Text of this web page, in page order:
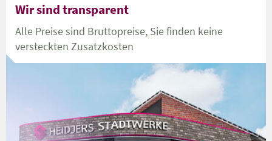
Wir sind transparent
Alle Preise sind Bruttopreise, Sie finden keine
versteckten Zusatzkosten